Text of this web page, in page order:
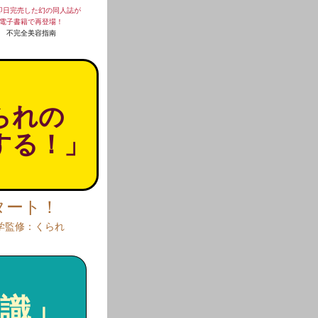
日完売した幻の同人誌が
電子書籍で再登場！
不完全美容指南
ト！
修：くられ
」
れの
！」